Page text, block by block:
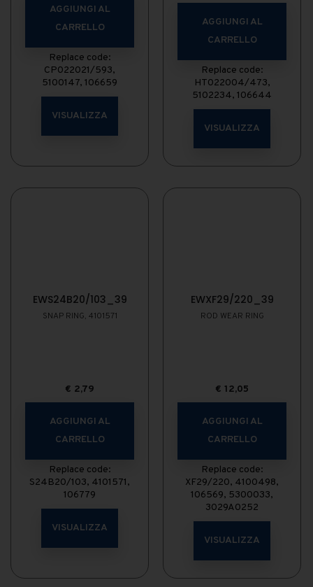
AGGIUNGI AL
CARRELLO
Replace code:
CP022021/593,
5100147, 106659
VISUALIZZA
AGGIUNGI AL
CARRELLO
Replace code:
HT022004/473,
5102234, 106644
VISUALIZZA
EWS24B20/103_39
SNAP RING, 4101571
€ 2,79
AGGIUNGI AL
CARRELLO
Replace code:
S24B20/103, 4101571,
106779
VISUALIZZA
EWXF29/220_39
ROD WEAR RING
€ 12,05
AGGIUNGI AL
CARRELLO
Replace code:
XF29/220, 4100498,
106569, 5300033,
3029A0252
VISUALIZZA